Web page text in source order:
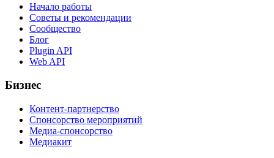
Начало работы
Советы и рекомендации
Сообщество
Блог
Plugin API
Web API
Бизнес
Контент-партнерство
Спонсорство мероприятий
Медиа-спонсорство
Медиакит